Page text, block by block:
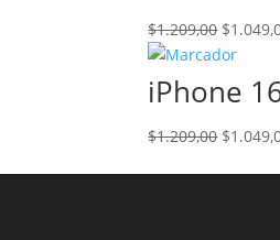
$1.209,00 El
precio
original
era:
$
iPhone
$1.209,00 El
$